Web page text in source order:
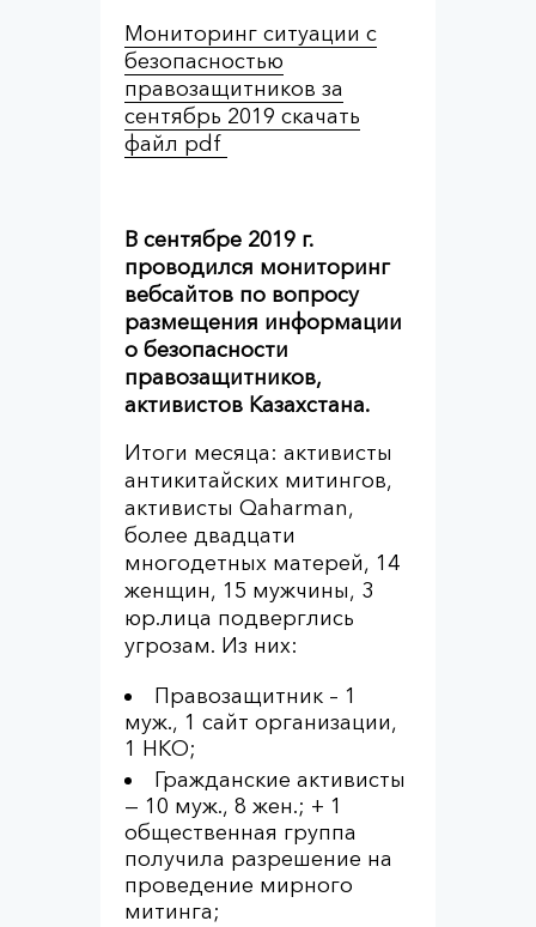
Мониторинг ситуации с
безопасностью
правозащитников за
сентябрь 2019 скачать
файл pdf
В сентябре 2019 г.
проводился мониторинг
вебсайтов по вопросу
размещения информации
о безопасности
правозащитников,
активистов Казахстана.
Итоги месяца: активисты
антикитайских митингов,
активисты Qaharman,
более двадцати
многодетных матерей, 14
женщин, 15 мужчины, 3
юр.лица подверглись
угрозам. Из них:
Правозащитник – 1
муж., 1 сайт организации,
1 НКО;
Гражданские активисты
— 10 муж., 8 жен.; + 1
общественная группа
получила разрешение на
проведение мирного
митинга;